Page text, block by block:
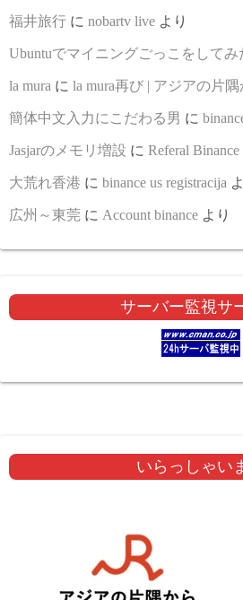
福井旅行 に nobartv live より
Ubuntuでマイニングごっこをしてみ
la mura に la mura再び | アジアの片隅
簡体中文入力にこだわる男 に
Jasjarのメモリ増設 に Referal Binance
大荒れ香港 に binance us registracija
広州～東莞 に Account binance より
サーバー監視サ
いらっしゃい